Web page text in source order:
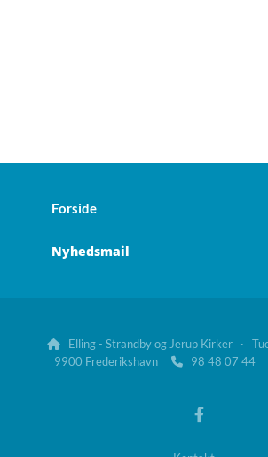
Forside
Nyhedsmail

Elling - Strandby og Jerup Kirker ·
9900 Frederikshavn
98 48 07 44